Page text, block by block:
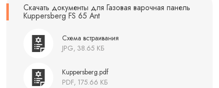
Скачать документы для Газовая варочная панель
Kuppersberg FS 65 Ant
Схема встраивания
JPG, 38.65 КБ
Kuppersberg.pdf
PDF, 175.66 КБ